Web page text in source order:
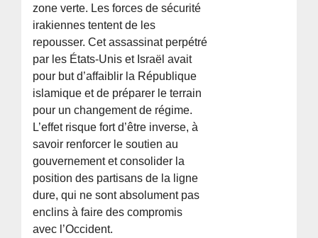
zone verte. Les forces de sécurité
irakiennes tentent de les
repousser. Cet assassinat perpétré
par les États-Unis et Israël avait
pour but d’affaiblir la République
islamique et de préparer le terrain
pour un changement de régime.
L’effet risque fort d’être inverse, à
savoir renforcer le soutien au
gouvernement et consolider la
position des partisans de la ligne
dure, qui ne sont absolument pas
enclins à faire des compromis
avec l’Occident.